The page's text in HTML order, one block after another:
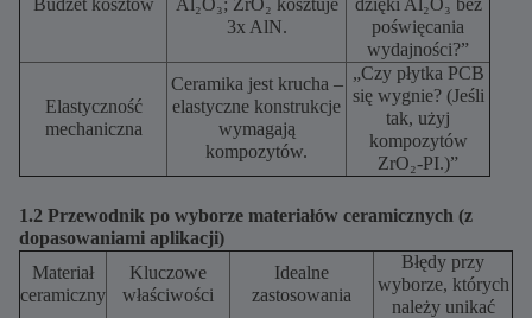
Budżet kosztów
Al₂O₃; ZrO₂ kosztuje
3x AlN.
dzięki Al₂O₃ bez
poświęcania
wydajności?”
Elastyczność
mechaniczna
Ceramika jest krucha –
elastyczne konstrukcje
wymagają
kompozytów.
„Czy płytka PCB
się wygnie? (Jeśli
tak, użyj
kompozytów
ZrO₂-PI.)”
1.2 Przewodnik po wyborze materiałów ceramicznych (z
dopasowaniami aplikacji)
Materiał
ceramiczny
Kluczowe
właściwości
Idealne
zastosowania
Błędy przy
wyborze, których
należy unikać